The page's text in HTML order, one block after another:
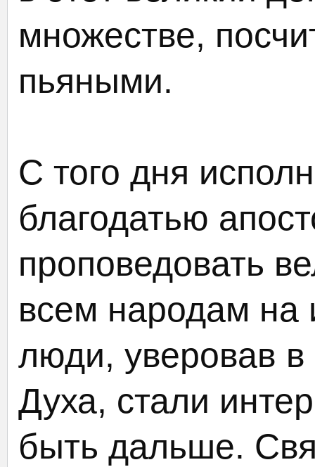
множестве,
пьяными.
С того дня
благодатью
проповедовать
всем народам на
люди, уверовав в
Духа, стали
быть дальше.